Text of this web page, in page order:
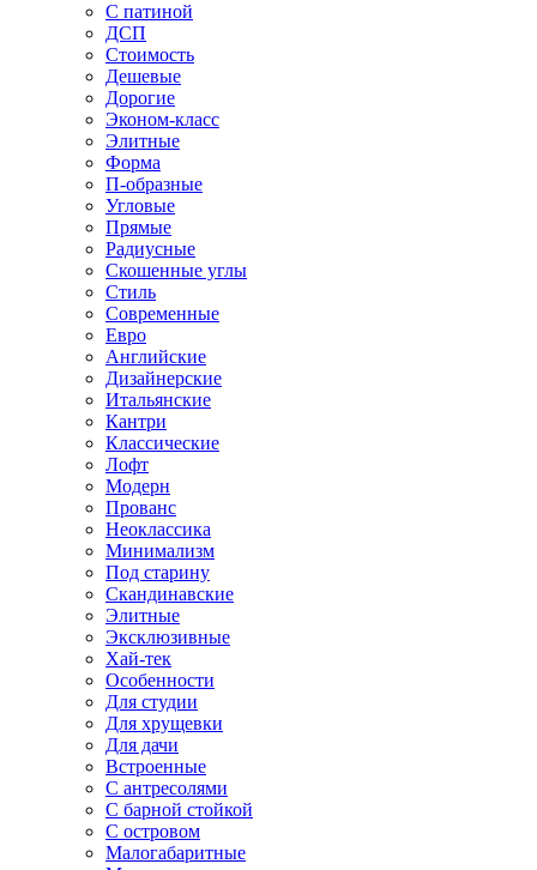
С патиной
ДСП
Стоимость
Дешевые
Дорогие
Эконом-класс
Элитные
Форма
П-образные
Угловые
Прямые
Радиусные
Скошенные углы
Стиль
Современные
Евро
Английские
Дизайнерские
Итальянские
Кантри
Классические
Лофт
Модерн
Прованс
Неоклассика
Минимализм
Под старину
Скандинавские
Элитные
Эксклюзивные
Хай-тек
Особенности
Для студии
Для хрущевки
Для дачи
Встроенные
С антресолями
С барной стойкой
С островом
Малогабаритные